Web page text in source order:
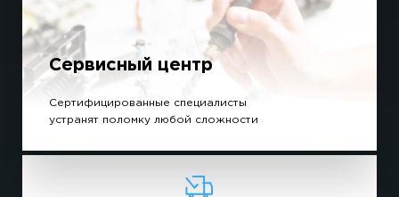
Сервисный центр
Сертифицированные специалисты
устранят поломку любой сложности